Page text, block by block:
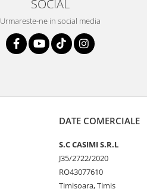
SOCIAL
Urmareste-ne in social media
DATE COMERCIALE
S.C CASIMI S.R.L
J35/2722/2020
RO43077610
Timisoara, Timis